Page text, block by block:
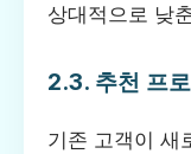
상대적으로 낮
2.3. 추천 프
기존 고객이 새